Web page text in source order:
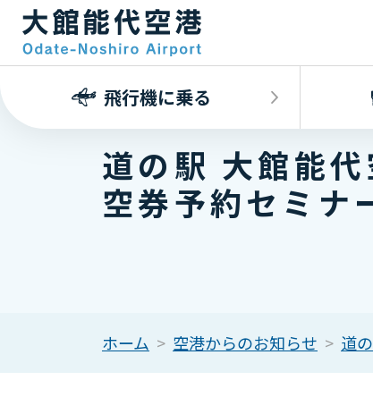
飛行機に乗る
道の駅 大館能
空券予約セミナ
ホーム 空港からのお知らせ 道